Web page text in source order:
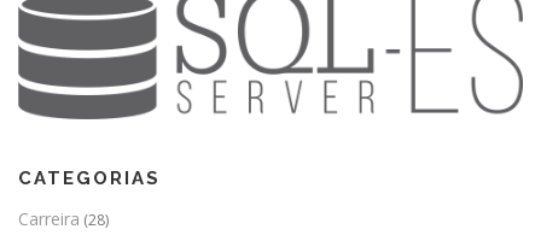
CATEGORIAS
Carreira (28)